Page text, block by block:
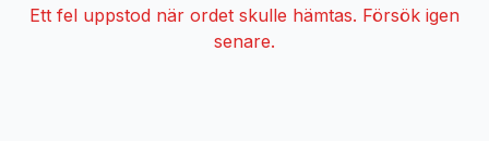
Ett fel uppstod när ordet skulle hämtas. Försök igen
senare.